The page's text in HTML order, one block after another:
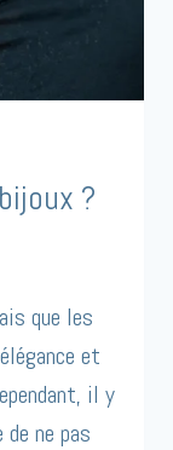
?
que les
et
il y
ne pas